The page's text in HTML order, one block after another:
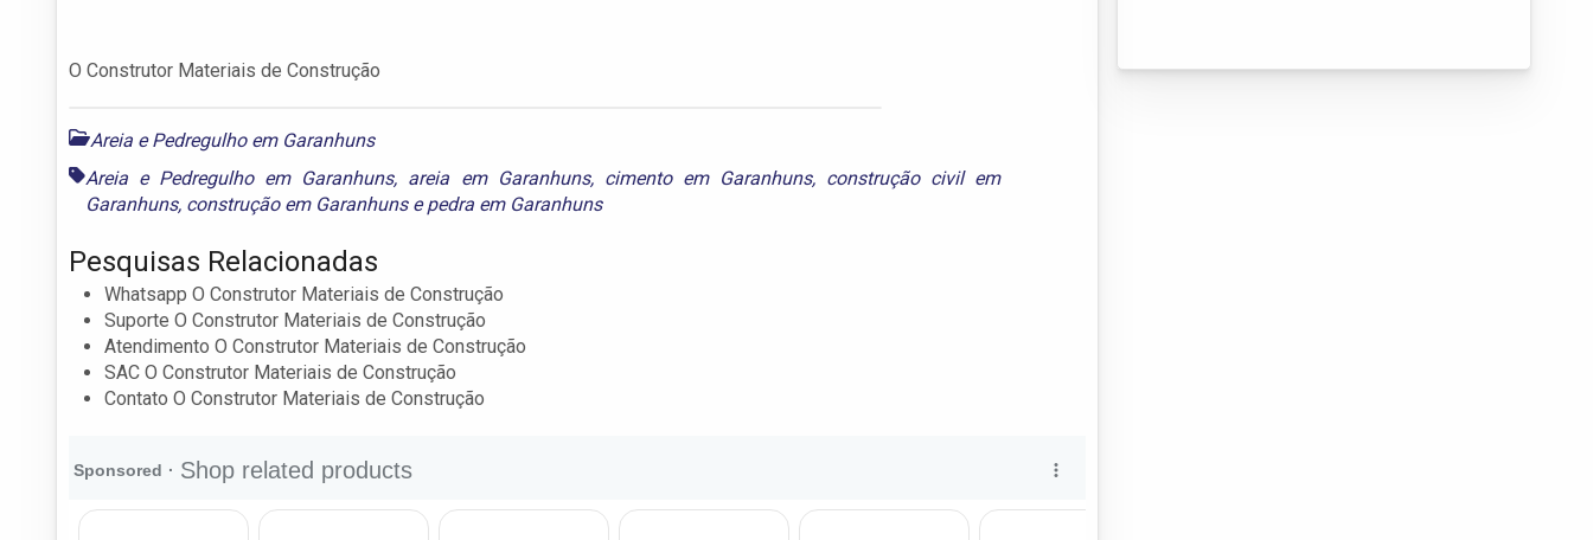
O Construtor Materiais de Construção
Areia e Pedregulho em Garanhuns
Areia e Pedregulho em Garanhuns, areia em Garanhuns, cimento em Garanhuns, construção civil em
Garanhuns, construção em Garanhunsepedra em Garanhuns
Pesquisas Relacionadas
Whatsapp O Construtor Materiais de Construção
Suporte O Construtor Materiais de Construção
Atendimento O Construtor Materiais de Construção
SAC O Construtor Materiais de Construção
Contato O Construtor Materiais de Construção